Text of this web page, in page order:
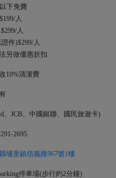
下免費
人
人
件)$299/人
另做優惠折扣
10%清潔費
、JCB、中國銀聯、國民旅遊卡)
2695
埔里鎮信義路967號1樓
停車場(步行約2分鐘)